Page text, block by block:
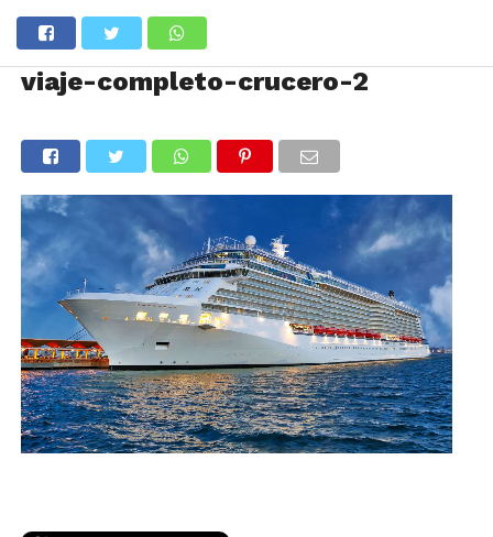
viaje-completo-crucero-2